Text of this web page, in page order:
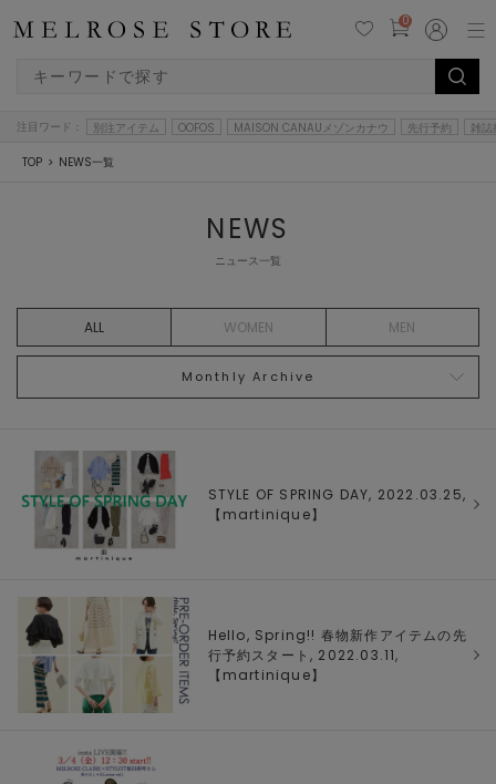
0
注目ワード： 別注アイテム OOFOS MAISON CANAUメゾンカナウ 先行予約 雑誌
TOP NEWS一覧
NEWS
ニュース一覧
ALL WOMEN MEN
Monthly Archive
STYLE OF SPRING DAY, 2022.03.25,
【 martinique】
Hello, Spring!! 春物新作アイテムの先
行予約スタート, 2022.03.11,
【 martinique】